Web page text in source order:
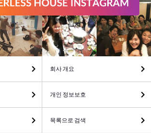
회사 개요
개인 정보보호
목록으로 검색